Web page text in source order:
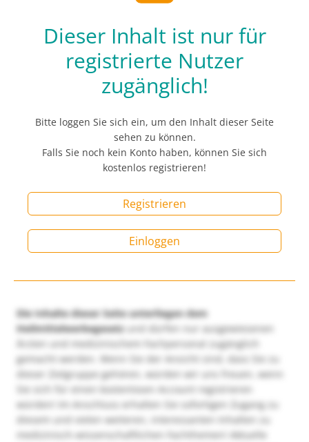
Dieser Inhalt ist nur für
registrierte Nutzer
zugänglich!
Bitte loggen Sie sich ein, um den Inhalt dieser Seite
sehen zu können.
Falls Sie noch kein Konto haben, können Sie sich
kostenlos registrieren!
Registrieren
Einloggen
Die Inhalte dieser Seite unterliegen dem
Heilmittelwerbegesetzund dürfen nur ausgewiesenen
Ärzten und medizinischem Fachpersonal zugänglich
gemacht werden. Wenn Sie der Ansicht sind, dass Sie zu
dieser Zielgruppe gehören, würden wir uns freuen, wenn
Sie sich für einen kostenlosen Account registrieren
würden! Im Anschluss erhalten Sie sofortigen Zugang zu
diesem und vielen weiteren, interessanten Inhalten zu
medizinisch-wissenschaftlichen Fachthemen! Aktuelle